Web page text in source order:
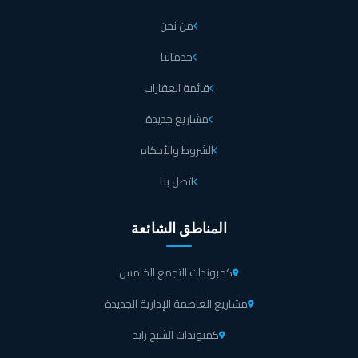
يوجد مباني مستقلة على مساحة تصل إلى 6,000 متر مربع.
ينفرد بالعديد من المزايا الفاخرة، كما أنه يضم الخدمات الحصرية والاستثنائية التي تلبي
Zone و التي تحتوي على 9 مباني والتي تشتمل على العديد من الوحدات فهي تشتمل
على 3 طوابق بالاضافة إلى الدور الأرضي، إلا أن تلك المرحلة تتكون من طابقين فقط،
كما أن قامت شركة ريديكون بتقديم خدمات حصرية لا مثيل لها ولقد تم تقديم مساحات
مرحلة ايست جيت أحد المراحل المميزة التي تم طرحها داخل جولدن جيت والتي تنفرد
العقارية بطرحها والذي يشتمل على 5 مباني والتي تشتمل على الوحدات الاستثمارية
من نحن
خدماتنا
قائمة العقارات
مشاريع جديدة
الشروط والأحكام
اتصل بنا
المناطق الشائعة
كمبوندات التجمع الخامس
مشاريع العاصمة الإدارية الجديدة
كمبوندات الشيخ زايد